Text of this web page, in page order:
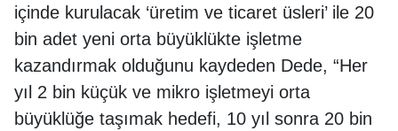
içinde kurulacak ‘üretim ve ticaret üsleri’ ile 20
bin adet yeni orta büyüklükte işletme
kazandırmak olduğunu kaydeden Dede, “Her
yıl 2 bin küçük ve mikro işletmeyi orta
büyüklüğe taşımak hedefi, 10 yıl sonra 20 bin